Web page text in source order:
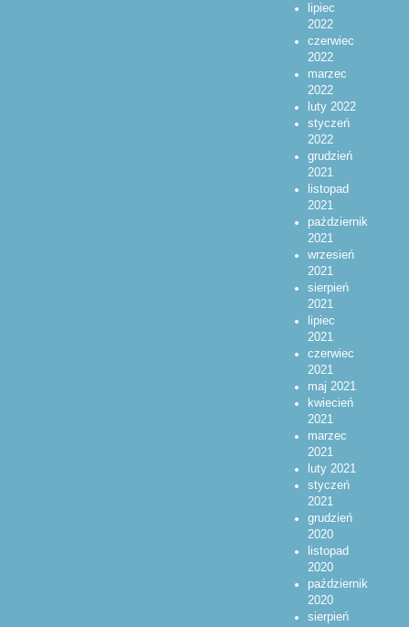
lipiec
2022
czerwiec
2022
marzec
2022
luty 2022
styczeń
2022
grudzień
2021
listopad
2021
październik
2021
wrzesień
2021
sierpień
2021
lipiec
2021
czerwiec
2021
maj 2021
kwiecień
2021
marzec
2021
luty 2021
styczeń
2021
grudzień
2020
listopad
2020
październik
2020
sierpień